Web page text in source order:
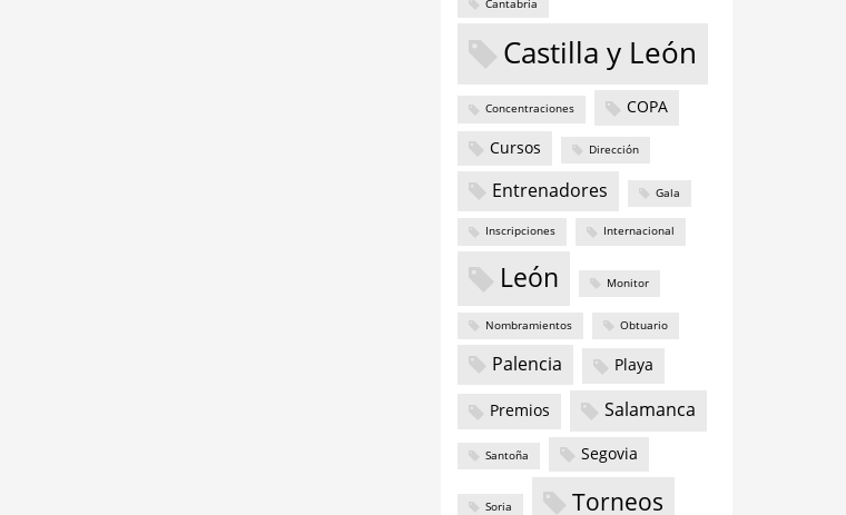
Cantabria
Castilla y León
Concentraciones COPA
Cursos Dirección
Entrenadores Gala
Inscripciones Internacional
León Monitor
Nombramientos Obtuario
Palencia Playa
Premios Salamanca
Santoña Segovia
Soria Torneos